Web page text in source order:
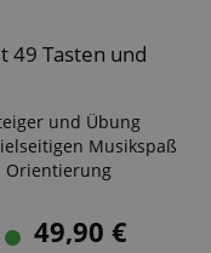
49 Tasten und
und Übung
Musikspaß
Orientierung
Notenhalter
Spielen
Design
49,90 €